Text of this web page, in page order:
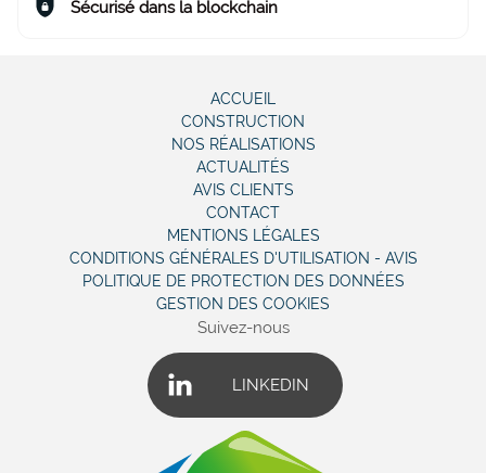
Sécurisé dans la blockchain
ACCUEIL
CONSTRUCTION
NOS RÉALISATIONS
ACTUALITÉS
AVIS CLIENTS
CONTACT
MENTIONS LÉGALES
CONDITIONS GÉNÉRALES D'UTILISATION - AVIS
POLITIQUE DE PROTECTION DES DONNÉES
GESTION DES COOKIES
Suivez-nous
LINKEDIN